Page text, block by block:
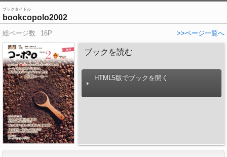
ブックタイトル
bookcopolo2002
総ページ数 16P >>ページ一覧へ
ブックを読む
HTML5版でブックを開く